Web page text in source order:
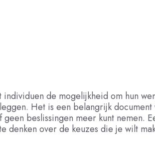
individuen de mogelijkheid om hun
Het is een belangrijk document
beslissingen meer kunt nemen.
denken over de keuzes die je wilt